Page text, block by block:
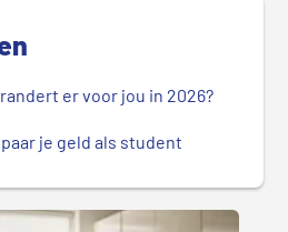
er voor jou in 2026?
je geld als student